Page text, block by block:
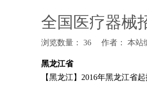
全国医疗器械
浏览数量： 36 作者： 本站
黑龙江省
【黑龙江】2016年黑龙江省